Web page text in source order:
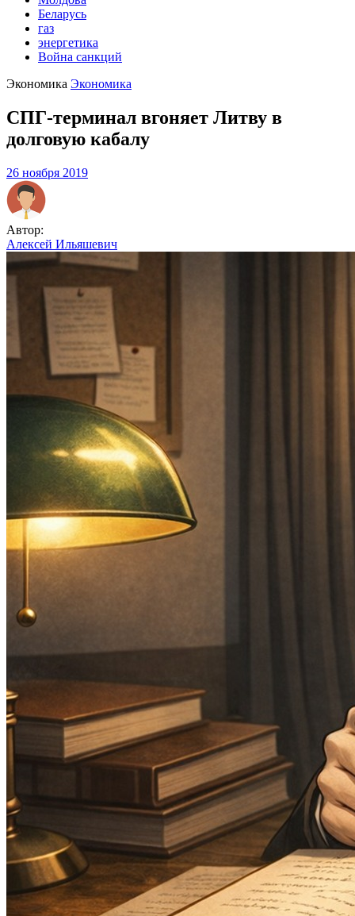
Беларусь
газ
энергетика
Война санкций
Экономика Экономика
СПГ-терминал вгоняет Литву в
долговую кабалу
26 ноября 2019
Автор:
Алексей Ильяшевич